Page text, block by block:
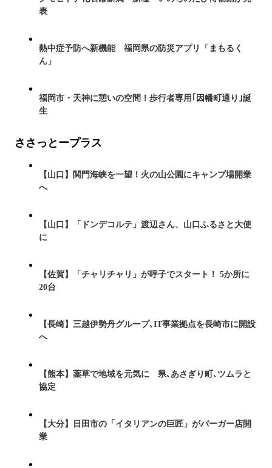
表
熱中症予防へ新機能 福岡県の防災アプリ「まもるく
ん」
福岡市・天神に憩いの空間！歩行者専用｢因幡町通り｣誕
生
ささっとープラス
【山口】関門海峡を一望！火の山公園にキャンプ場開業
へ
【山口】「ドンデコルテ」渡辺さん、山口ふるさと大使
に
【佐賀】「チャリチャリ」が呼子でスタート！ 5か所に
20台
【長崎】三越伊勢丹グループ､IT事業拠点を長崎市に開設
へ
【熊本】薬草で地域を元気に 県､あさぎり町､ツムラと
協定
【大分】日田市の「イタリアンの巨匠」がバーガー店開
業